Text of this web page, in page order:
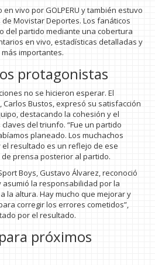
vivo por GOLPERU y también estuvo
Movistar Deportes. Los fanáticos
del partido mediante una cobertura
en vivo, estadísticas detalladas y
importantes.
protagonistas
no se hicieron esperar. El
Bustos, expresó su satisfacción
destacando la cohesión y el
del triunfo. “Fue un partido
planeado. Los muchachos
resultado es un reflejo de ese
prensa posterior al partido.
Boys, Gustavo Álvarez, reconoció
la responsabilidad por la
la altura. Hay mucho que mejorar y
corregir los errores cometidos”,
por el resultado.
próximos